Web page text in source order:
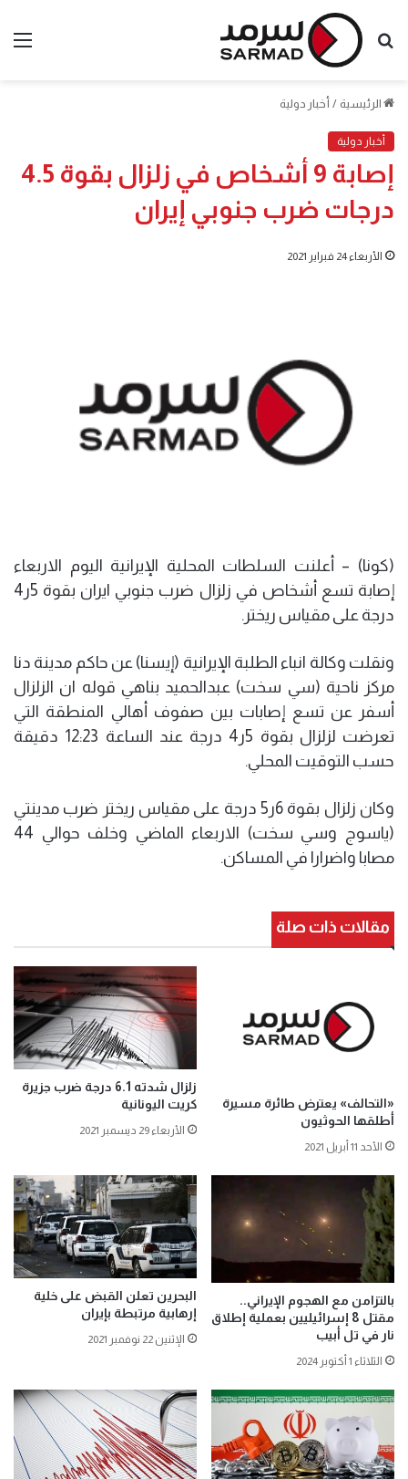
بحث
الرئيسية / أخبار دولية
أخبار دولية
إصابة 9 أشخاص في زلزال بقوة 4.5
درجات ضرب جنوبي إيران
الأربعاء 24 فبراير 2021
(كونا) – أعلنت السلطات المحلية الإيرانية اليوم الاربعاء
إصابة تسع أشخاص في زلزال ضرب جنوبي ايران بقوة 5ر4
درجة على مقياس ريختر.
ونقلت وكالة انباء الطلبة الإيرانية (إيسنا) عن حاكم مدينة دنا
مركز ناحية (سي سخت) عبدالحميد بناهي قوله ان الزلزال
أسفر عن تسع إصابات بين صفوف أهالي المنطقة التي
تعرضت لزلزال بقوة 5ر4 درجة عند الساعة 12:23 دقيقة
حسب التوقيت المحلي.
وكان زلزال بقوة 6ر5 درجة على مقياس ريختر ضرب مدينتي
(ياسوج وسي سخت) الاربعاء الماضي وخلف حوالي 44
مصابا واضرارا في المساكن.
مقالات ذات صلة
«التحالف» يعترض طائرة مسيرة
أطلقها الحوثيون
الأحد 11 أبريل 2021
زلزال شدته 6.1 درجة ضرب جزيرة
كريت اليونانية
الأربعاء 29 ديسمبر 2021
بالتزامن مع الهجوم الإيراني..
مقتل 8 إسرائيليين بعملية إطلاق
نار في تل أبيب
الثلاثاء 1 أكتوبر 2024
البحرين تعلن القبض على خلية
إرهابية مرتبطة بإيران
الإثنين 22 نوفمبر 2021